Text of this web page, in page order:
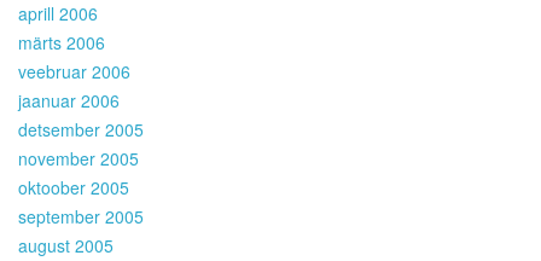
aprill 2006
märts 2006
veebruar 2006
jaanuar 2006
detsember 2005
november 2005
oktoober 2005
september 2005
august 2005